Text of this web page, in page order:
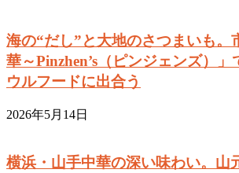
海の“だし”と大地のさつまいも。
華～Pinzhen’s（ピンジェンズ）」
ウルフードに出合う
2026年5月14日
横浜・山手中華の深い味わい。山